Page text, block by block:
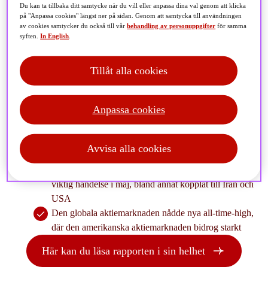
2026-05-08
I majs marknadsrapport kan du bland annat läsa om:
oljepriset ligger kvar på höga nivåer, trots vapenvila
viktig händelse i maj, bland annat kopplat till Iran och
USA
Den globala aktiemarknaden nådde nya all-time-high,
där den amerikanska aktiemarknaden bidrog starkt
Här kan du läsa rapporten i sin helhet
Du kan ta tillbaka ditt samtycke när du vill eller anpassa dina val genom att klicka
på "Anpassa cookies" längst ner på sidan. Genom att samtycka till användningen
av cookies samtycker du också till vårbehandling av personuppgifter för samma
syften.In English
Anpassa cookies
Avvisa alla cookies
Tillåt alla cookies